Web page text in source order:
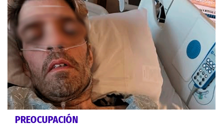
PREOCUPACIÓN